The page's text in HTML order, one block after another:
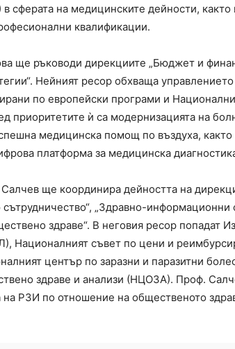
сферата на медицинските дейности, както
квалификации.
ще ръководи дирекциите „Бюджет и
Нейният ресор обхваща
по европейски програми и
приоритетите ѝ са модернизацията на
медицинска помощ по въздуха,
платформа за медицинска
ще координира дейността на
„Здравно-информационни
здраве“. В неговия ресор попадат
Националният съвет по цени и
център по заразни и паразитни
здраве и анализи (НЦОЗА). Проф.
на РЗИ по отношение на общественото